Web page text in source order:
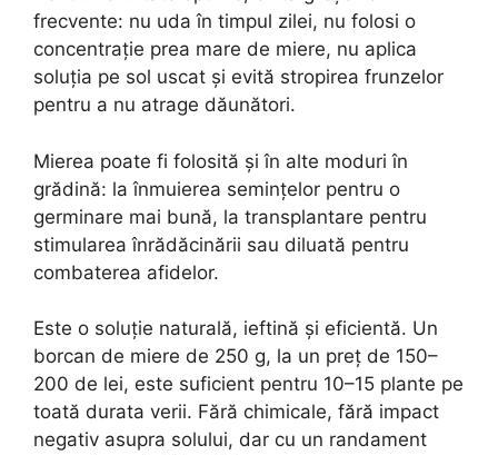
frecvente: nu uda în timpul zilei, nu folosi o
concentrație prea mare de miere, nu aplica
soluția pe sol uscat și evită stropirea frunzelor
pentru a nu atrage dăunători.
Mierea poate fi folosită și în alte moduri în
grădină: la înmuierea semințelor pentru o
germinare mai bună, la transplantare pentru
stimularea înrădăcinării sau diluată pentru
combaterea afidelor.
Este o soluție naturală, ieftină și eficientă. Un
borcan de miere de 250 g, la un preț de 150–
200 de lei, este suficient pentru 10–15 plante pe
toată durata verii. Fără chimicale, fără impact
negativ asupra solului, dar cu un randament